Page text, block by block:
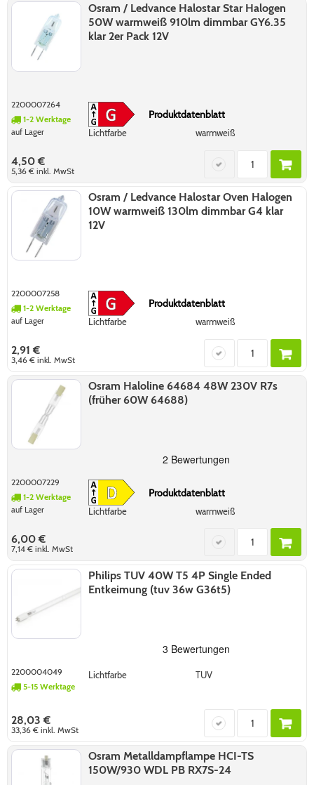
Osram / Ledvance Halostar Star Halogen
50W warmweiß 910lm dimmbar GY6.35
klar 2er Pack 12V
2200007264
1-2 Werktage
auf Lager
Produktdatenblatt
Lichtfarbe warmweiß
4,50 €
5,36 €inkl. MwSt
Osram / Ledvance Halostar Oven Halogen
10W warmweiß 130lm dimmbar G4 klar
12V
2200007258
1-2 Werktage
auf Lager
Produktdatenblatt
Lichtfarbe warmweiß
2,91 €
3,46 €inkl. MwSt
Osram Haloline 64684 48W 230V R7s
(früher 60W 64688)
2200007229
1-2 Werktage
auf Lager
Produktdatenblatt
Lichtfarbe warmweiß
6,00 €
7,14 €inkl. MwSt
Philips TUV 40W T5 4P Single Ended
Entkeimung (tuv 36w G36t5)
2200004049
5-15 Werktage
Lichtfarbe TUV
28,03 €
33,36 €inkl. MwSt
Osram Metalldampflampe HCI-TS
150W/930 WDL PB RX7S-24